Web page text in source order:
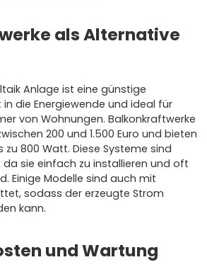
als Alternative
Anlage ist eine günstige
die Energiewende und ideal für
von Wohnungen. Balkonkraftwerke
200 und 1.500 Euro und bieten
zu 800 Watt. Diese Systeme sind
sie einfach zu installieren und oft
Einige Modelle sind auch mit
sodass der erzeugte Strom
kann.
und Wartung